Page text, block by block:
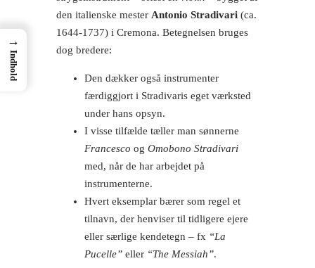
den italienske mester Antonio Stradivari (ca.
1644-1737) i Cremona. Betegnelsen bruges
dog bredere:
Den dækker også instrumenter
færdiggjort i Stradivaris eget værksted
under hans opsyn.
I visse tilfælde tæller man sønnerne
Francesco og Omobono Stradivari
med, når de har arbejdet på
instrumenterne.
Hvert eksemplar bærer som regel et
tilnavn, der henviser til tidligere ejere
eller særlige kendetegn – fx “La
Pucelle” eller “The Messiah”.
→
Indhold